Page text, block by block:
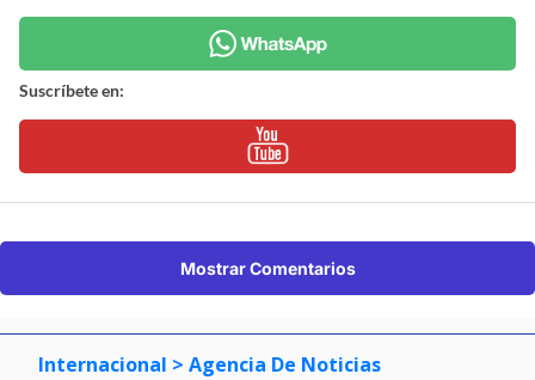
Suscríbete en:
Mostrar Comentarios
Internacional > Agencia De Noticias